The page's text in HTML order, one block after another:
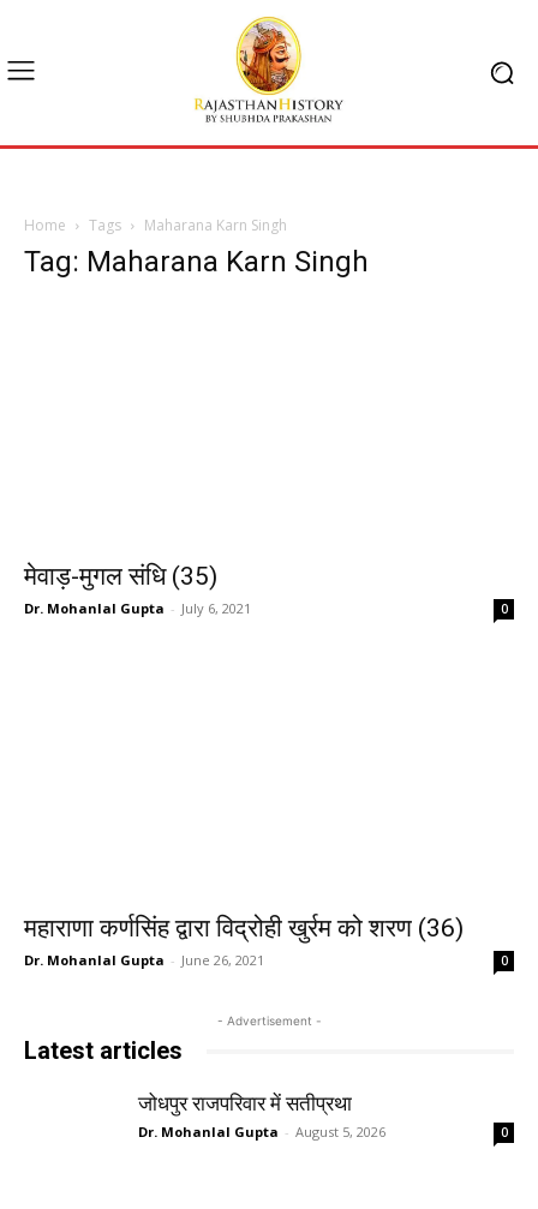
Home Tags Maharana Karn Singh
Tag: Maharana Karn Singh
मेवाड़-मुगल संधि (35)
Dr. Mohanlal Gupta - July 6, 2021 0
महाराणा कर्णसिंह द्वारा विद्रोही खुर्रम को शरण (36)
Dr. Mohanlal Gupta - June 26, 2021 0
- Advertisement -
Latest articles
जोधपुर राजपरिवार में सतीप्रथा
Dr. Mohanlal Gupta - August 5, 2026 0